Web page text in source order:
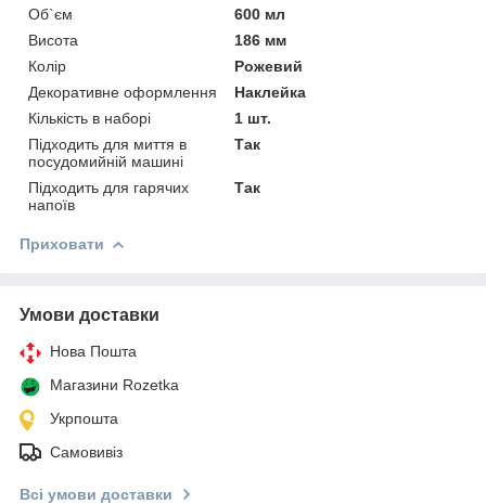
Об`єм
600 мл
Висота
186 мм
Колір
Рожевий
Декоративне оформлення
Наклейка
Кількість в наборі
1 шт.
Підходить для миття в
посудомийній машині
Так
Підходить для гарячих
напоїв
Так
Приховати
Умови доставки
Нова Пошта
Магазини Rozetka
Укрпошта
Самовивіз
Всі умови доставки